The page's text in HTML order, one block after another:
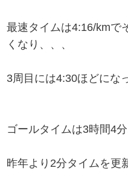
最速タイムは4:16/kmで
くなり、、、
3周目には4:30ほどにな
ゴールタイムは3時間4
昨年より2分タイムを更